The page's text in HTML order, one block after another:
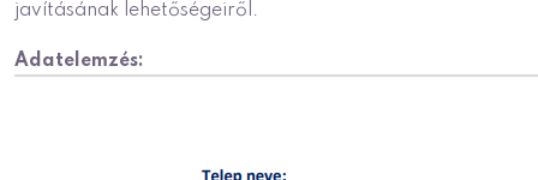
javításának lehetőségeiről.
Adatelemzés: